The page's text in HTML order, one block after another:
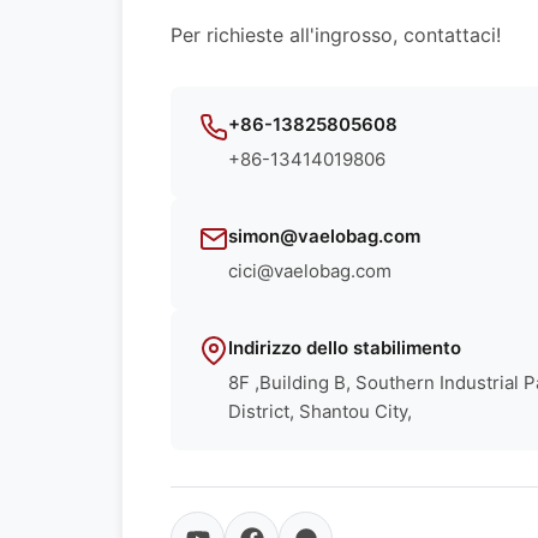
Per richieste all'ingrosso, contattaci!
+86-13825805608
+86-13414019806
simon@vaelobag.com
cici@vaelobag.com
Indirizzo dello stabilimento
8F ,Building B, Southern Industrial
District, Shantou City,